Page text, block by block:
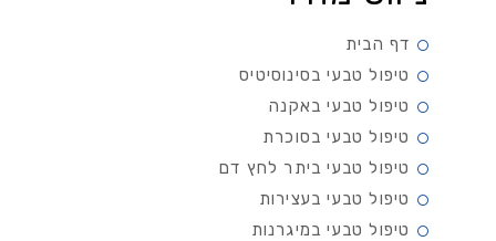
דף הבית
טיפול טבעי בסינוסיטיס
טיפול טבעי באקנה
טיפול טבעי בסוכרת
טיפול טבעי ביתר לחץ דם
טיפול טבעי בעצירות
טיפול טבעי במיגרנות